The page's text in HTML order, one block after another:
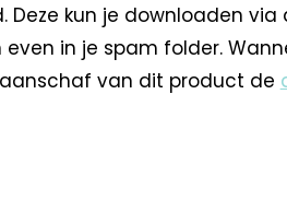
kun je downloaden via
in je spam folder.
van dit product de